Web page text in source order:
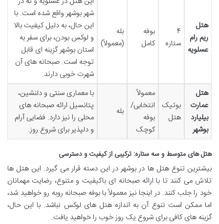
هتل
ریم رام
عسلویه
۴
ستاره
بوفه
کامل
بله
(معمولاً)
شهر بوشهر واقع شده است. با
این حال، به دلیل کیفیت بالا
و لوکس بودن، برای سفر به
استان بوشهر گزینه ای قابل
توجه است. صبحانه های آن
شهرت خوبی دارند.
هتل
عمارت
بیلیارد
بوشهر
بوتیک
هتل
معمولاً
انتخابی/
بوفه
کوچک
بله
با معماری سنتی و دلنشین،
پتانسیل ارائه صبحانه های
محلی را نیز دارد. فضایی آرام
و دلپذیر برای شروع روز.
هتل های متوسط و سه ستاره: ترکیبی از کیفیت و دسترسی
بیشترین تنوع هتل ها در بوشهر در این دسته قرار می گیرد. این هتل ها
تلاش می کنند تا با ارائه صبحانه ای باکیفیت و متنوع، رضایت مهمانان
خود را جلب کنند. در اینجا نیز معمولاً با بوفه صبحانه روبه رو خواهید شد،
اما ممکن است تنوع آن به اندازه هتل های لوکس نباشد. با این حال،
گزینه های کافی برای شروع یک روز خوب را خواهید یافت.